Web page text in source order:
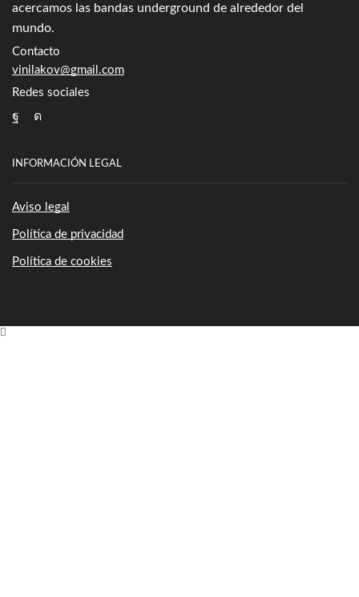
acercamos las bandas underground de alrededor del
mundo.
Contacto
vinilakov@gmail.com
Redes sociales
Facebook
Instagram
INFORMACIÓN LEGAL
Aviso legal
Política de privacidad
Política de cookies